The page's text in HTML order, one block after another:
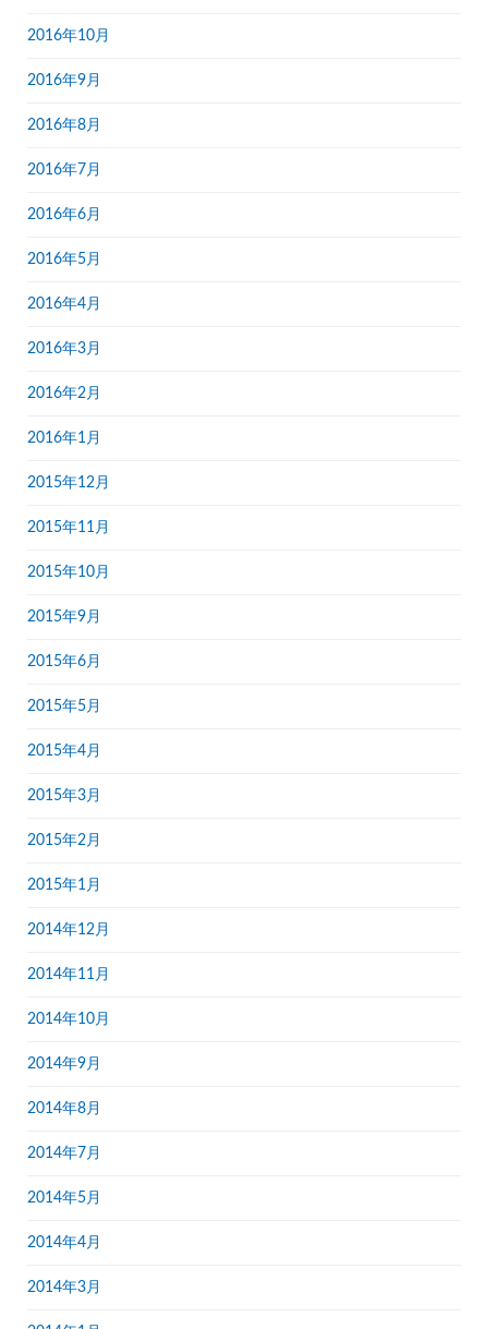
2016年10月
2016年9月
2016年8月
2016年7月
2016年6月
2016年5月
2016年4月
2016年3月
2016年2月
2016年1月
2015年12月
2015年11月
2015年10月
2015年9月
2015年6月
2015年5月
2015年4月
2015年3月
2015年2月
2015年1月
2014年12月
2014年11月
2014年10月
2014年9月
2014年8月
2014年7月
2014年5月
2014年4月
2014年3月